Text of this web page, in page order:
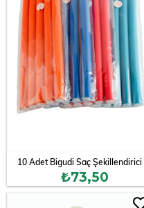
10 Adet Bigudi Saç Şekillendirici
₺73,50